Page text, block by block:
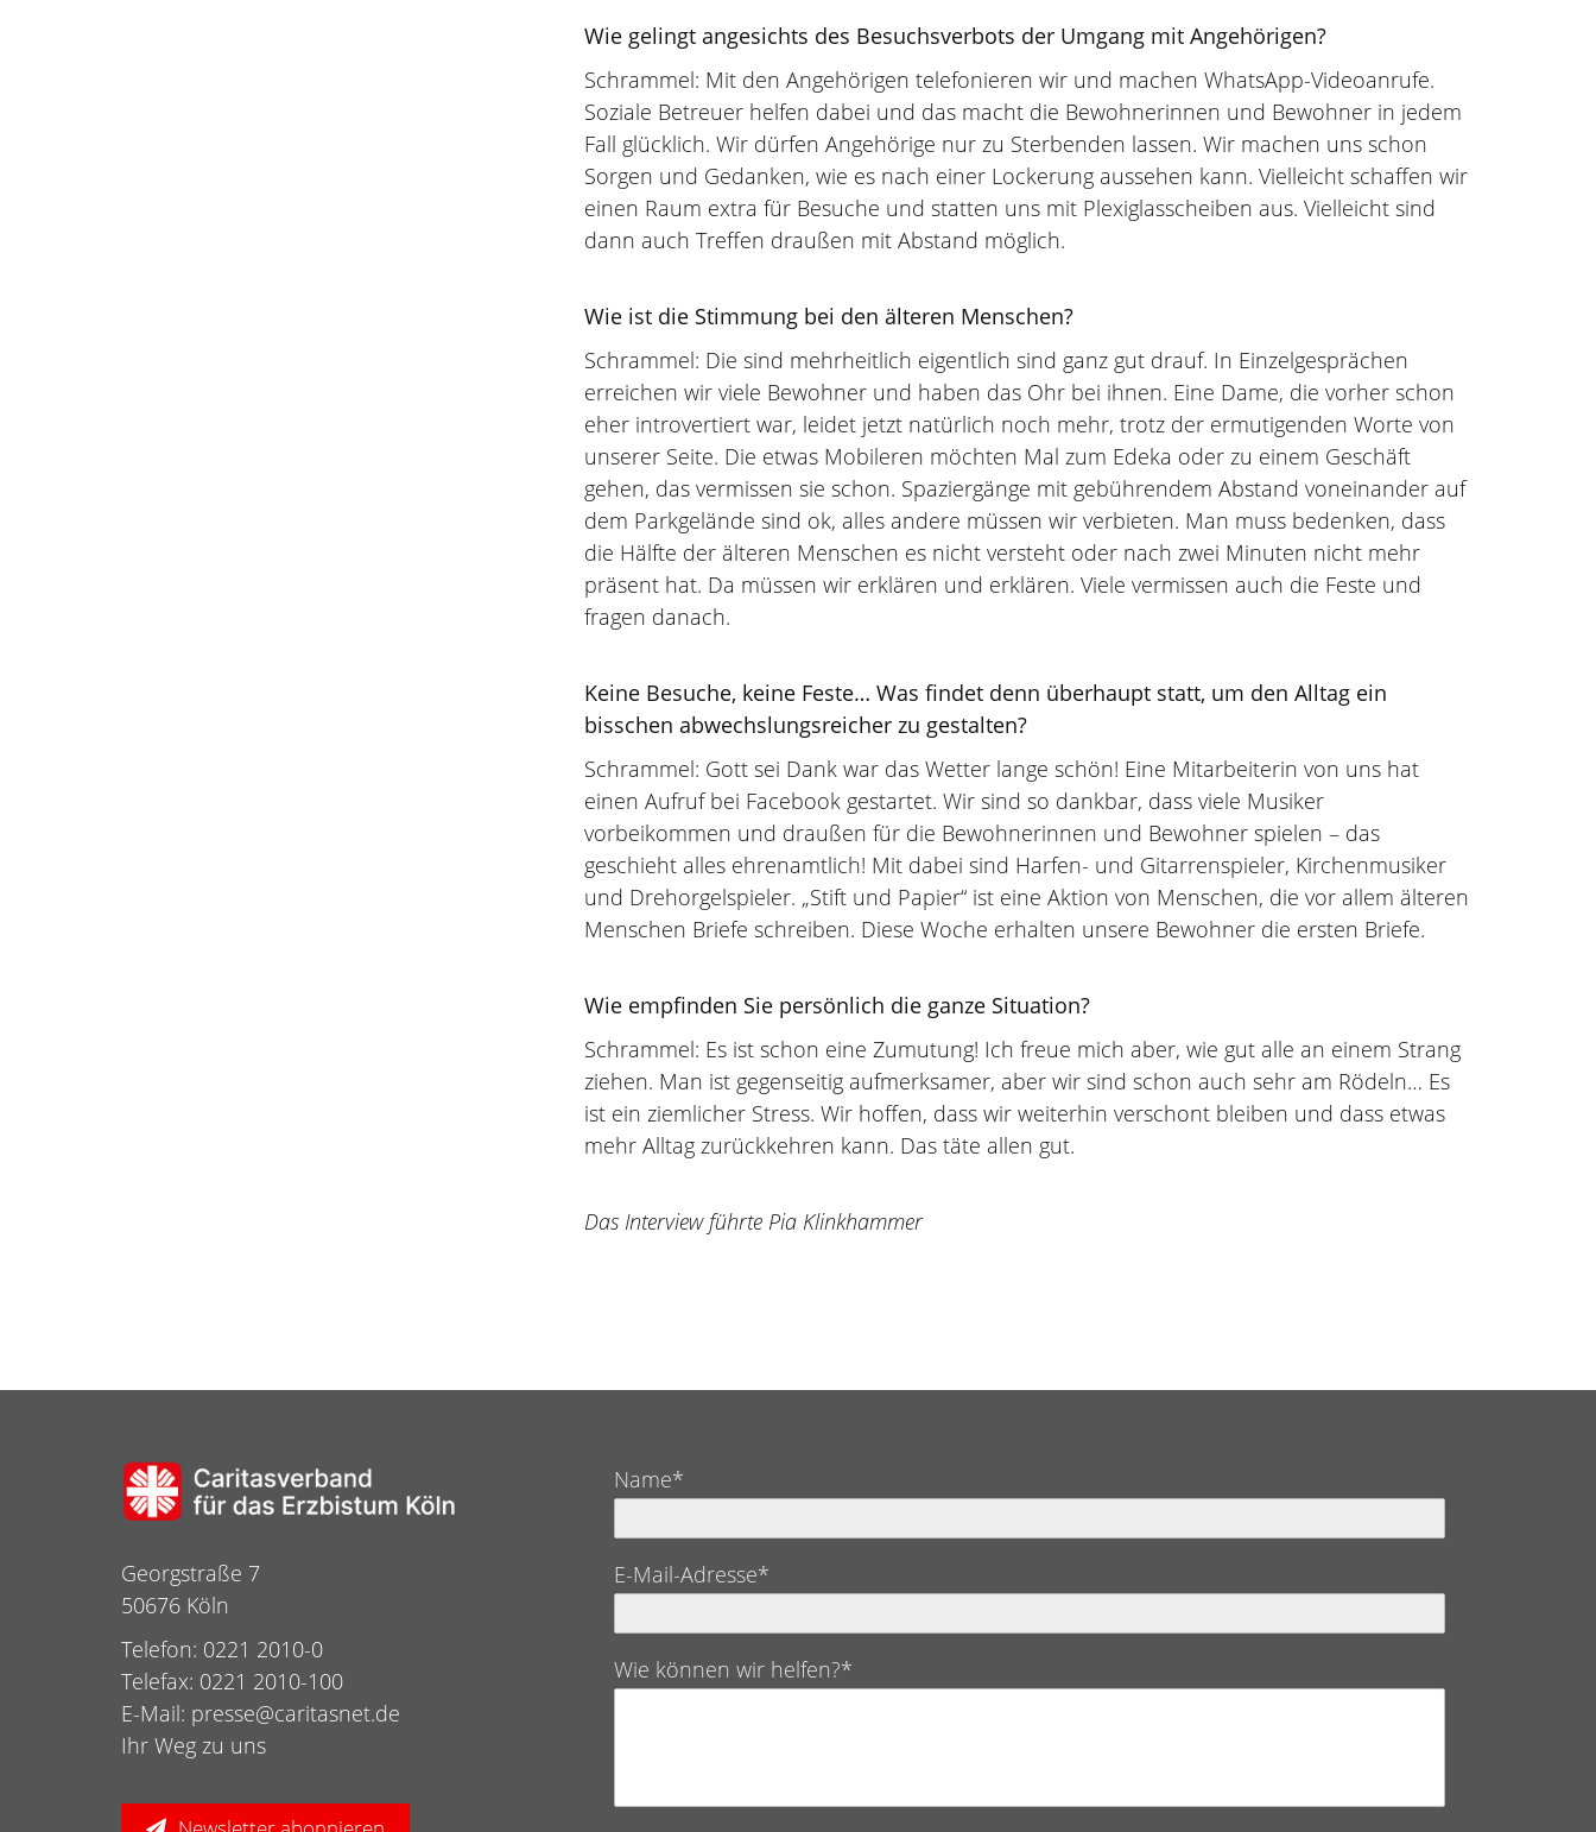
Wie gelingt angesichts des Besuchsverbots der Umgang mit Angehörigen?
Schrammel: Mit den Angehörigen telefonieren wir und machen WhatsApp-Videoanrufe.
Soziale Betreuer helfen dabei und das macht die Bewohnerinnen und Bewohner in jedem
Fall glücklich. Wir dürfen Angehörige nur zu Sterbenden lassen. Wir machen uns schon
Sorgen und Gedanken, wie es nach einer Lockerung aussehen kann. Vielleicht schaffen wir
einen Raum extra für Besuche und statten uns mit Plexiglasscheiben aus. Vielleicht sind
dann auch Treffen draußen mit Abstand möglich.
Wie ist die Stimmung bei den älteren Menschen?
Schrammel: Die sind mehrheitlich eigentlich sind ganz gut drauf. In Einzelgesprächen
erreichen wir viele Bewohner und haben das Ohr bei ihnen. Eine Dame, die vorher schon
eher introvertiert war, leidet jetzt natürlich noch mehr, trotz der ermutigenden Worte von
unserer Seite. Die etwas Mobileren möchten Mal zum Edeka oder zu einem Geschäft
gehen, das vermissen sie schon. Spaziergänge mit gebührendem Abstand voneinander auf
dem Parkgelände sind ok, alles andere müssen wir verbieten. Man muss bedenken, dass
die Hälfte der älteren Menschen es nicht versteht oder nach zwei Minuten nicht mehr
präsent hat. Da müssen wir erklären und erklären. Viele vermissen auch die Feste und
fragen danach.
Keine Besuche, keine Feste… Was findet denn überhaupt statt, um den Alltag ein
bisschen abwechslungsreicher zu gestalten?
Schrammel: Gott sei Dank war das Wetter lange schön! Eine Mitarbeiterin von uns hat
einen Aufruf bei Facebook gestartet. Wir sind so dankbar, dass viele Musiker
vorbeikommen und draußen für die Bewohnerinnen und Bewohner spielen – das
geschieht alles ehrenamtlich! Mit dabei sind Harfen- und Gitarrenspieler, Kirchenmusiker
und Drehorgelspieler. „Stift und Papier“ ist eine Aktion von Menschen, die vor allem älteren
Menschen Briefe schreiben. Diese Woche erhalten unsere Bewohner die ersten Briefe.
Wie empfinden Sie persönlich die ganze Situation?
Schrammel: Es ist schon eine Zumutung! Ich freue mich aber, wie gut alle an einem Strang
ziehen. Man ist gegenseitig aufmerksamer, aber wir sind schon auch sehr am Rödeln… Es
ist ein ziemlicher Stress. Wir hoffen, dass wir weiterhin verschont bleiben und dass etwas
mehr Alltag zurückkehren kann. Das täte allen gut.
Das Interview führte Pia Klinkhammer
Georgstraße 7
50676 Köln
Telefon: 0221 2010-0
Telefax: 0221 2010-100
E-Mail: presse@caritasnet.de
Ihr Weg zu uns
Name*
E-Mail-Adresse*
Wie können wir helfen?*